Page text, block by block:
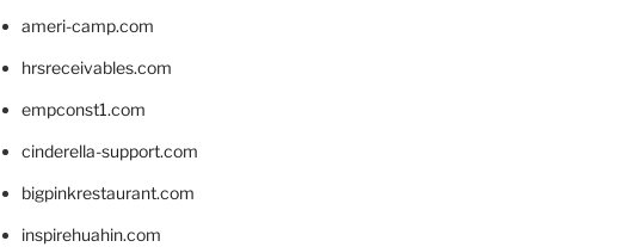
ameri-camp.com
hrsreceivables.com
empconst1.com
cinderella-support.com
bigpinkrestaurant.com
inspirehuahin.com